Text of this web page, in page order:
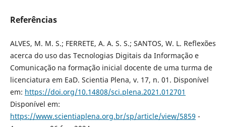
Referências
ALVES, M. M. S.; FERRETE, A. A. S. S.; SANTOS, W. L. Reflexões
acerca do uso das Tecnologias Digitais da Informação e
Comunicação na formação inicial docente de uma turma de
licenciatura em EaD. Scientia Plena, v. 17, n. 01. Disponível
em: https://doi.org/10.14808/sci.plena.2021.012701
Disponível em:
https://www.scientiaplena.org.br/sp/article/view/5859 -